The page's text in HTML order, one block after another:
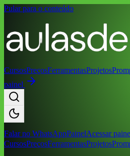
Pular para o conteúdo
CursosPreçosFerramentasProjetos
painel
Falar no WhatsAppPainelAcessar
CursosPreçosFerramentasProjetos